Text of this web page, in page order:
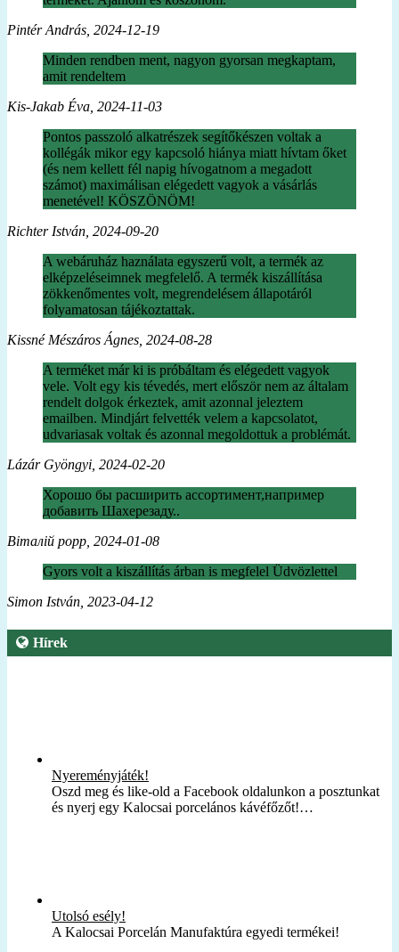
Pintér András, 2024-12-19
Minden rendben ment, nagyon gyorsan megkaptam,
amit rendeltem
Kis-Jakab Éva, 2024-11-03
Pontos passzoló alkatrészek segítőkészen voltak a
kollégák mikor egy kapcsoló hiánya miatt hívtam őket
(és nem kellett fél napig hívogatnom a megadott
számot) maximálisan elégedett vagyok a vásárlás
menetével! KÖSZÖNÖM!
Richter István, 2024-09-20
A webáruház haználata egyszerű volt, a termék az
elképzeléseimnek megfelelő. A termék kiszállítása
zökkenőmentes volt, megrendelésem állapotáról
folyamatosan tájékoztattak.
Kissné Mészáros Ágnes, 2024-08-28
A terméket már ki is próbáltam és elégedett vagyok
vele. Volt egy kis tévedés, mert először nem az általam
rendelt dolgok érkeztek, amit azonnal jeleztem
emailben. Mindjárt felvették velem a kapcsolatot,
udvariasak voltak és azonnal megoldottuk a problémát.
Lázár Gyöngyi, 2024-02-20
Хорошо бы расширить ассортимент,например
добавить Шахерезаду..
Віталій popp, 2024-01-08
Gyors volt a kiszállítás árban is megfelel Üdvözlettel
Simon István, 2023-04-12
Hírek
Nyereményjáték!
Oszd meg és like-old a Facebook oldalunkon a posztunkat
és nyerj egy Kalocsai porcelános kávéfőzőt!…
Utolsó esély!
A Kalocsai Porcelán Manufaktúra egyedi termékei!